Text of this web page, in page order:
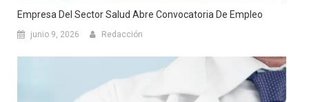
Empresa Del Sector Salud Abre Convocatoria De Empleo
junio 9, 2026 Redacción